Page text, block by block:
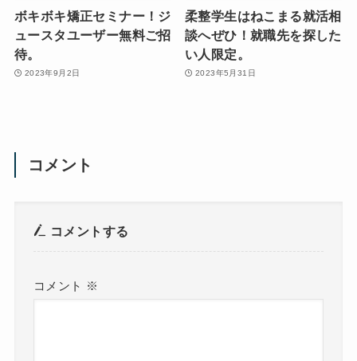
ボキボキ矯正セミナー！ジ
ュースタユーザー無料ご招
待。
2023年9月2日
柔整学生はねこまる就活相
談へぜひ！就職先を探した
い人限定。
2023年5月31日
コメント
コメントする
コメント ※